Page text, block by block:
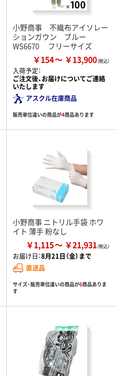
小野商事 不織布アイソレー
ションガウン ブルー
WS6670 フリーサイズ
￥154 ￥13,900
入荷予定：
ご注文後、お届けについてご連絡
いたします
アスクル在庫商品
販売単位違いの商品が4商品あります
小野商事 ニトリル手袋 ホワ
イト 薄手 粉なし
￥1,115 ￥21,931
お届け日：8月21日（金）まで
直送品
サイズ・販売単位違いの商品が6商品ありま
す